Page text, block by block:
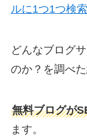
ルに1つ1つ検
どんなブログ
のか？を調べ
無料ブログが
ます。